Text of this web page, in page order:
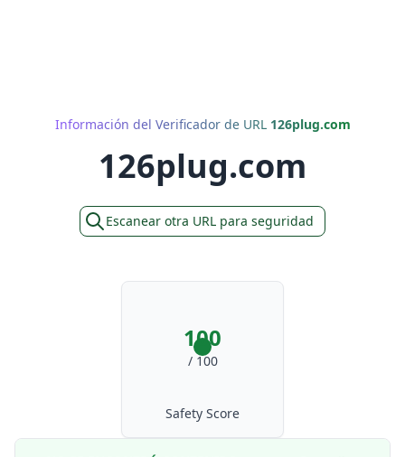
Información del Verificador de URL 126plug.com
126plug.com
Escanear otra URL para seguridad
100
/ 100
Safety Score